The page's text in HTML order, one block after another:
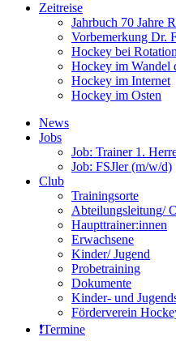
Zeitreise
Jahrbuch 70 Jahre
Vorbemerkung Dr.
Hockey bei Rotation
Hockey im Wandel
Hockey im Internet
Hockey im Osten
News
Jobs
Job: Trainer 1.
Job: FSJler (m/w/d)
Club
Trainingsorte
Abteilungsleitung/
Haupttrainer:innen
Erwachsene
Kinder/ Jugend
Probetraining
Dokumente
Kinder- und
Förderverein
❗️Termine